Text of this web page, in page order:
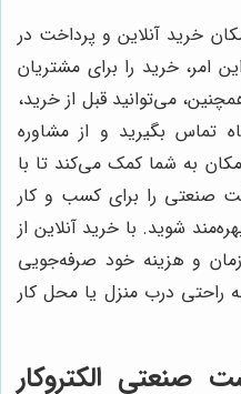
خرید آنلاین و پرداخت در
امر، خرید را برای مشتریان
می‌توانید قبل از خرید،
تماس بگیرید و از مشاوره
به شما کمک می‌کند تا با
صنعتی را برای کسب و کار
شوید. با خرید آنلاین از
زمان و هزینه خود صرفه‌جویی
راحتی درب منزل یا محل کار
الکتروکار